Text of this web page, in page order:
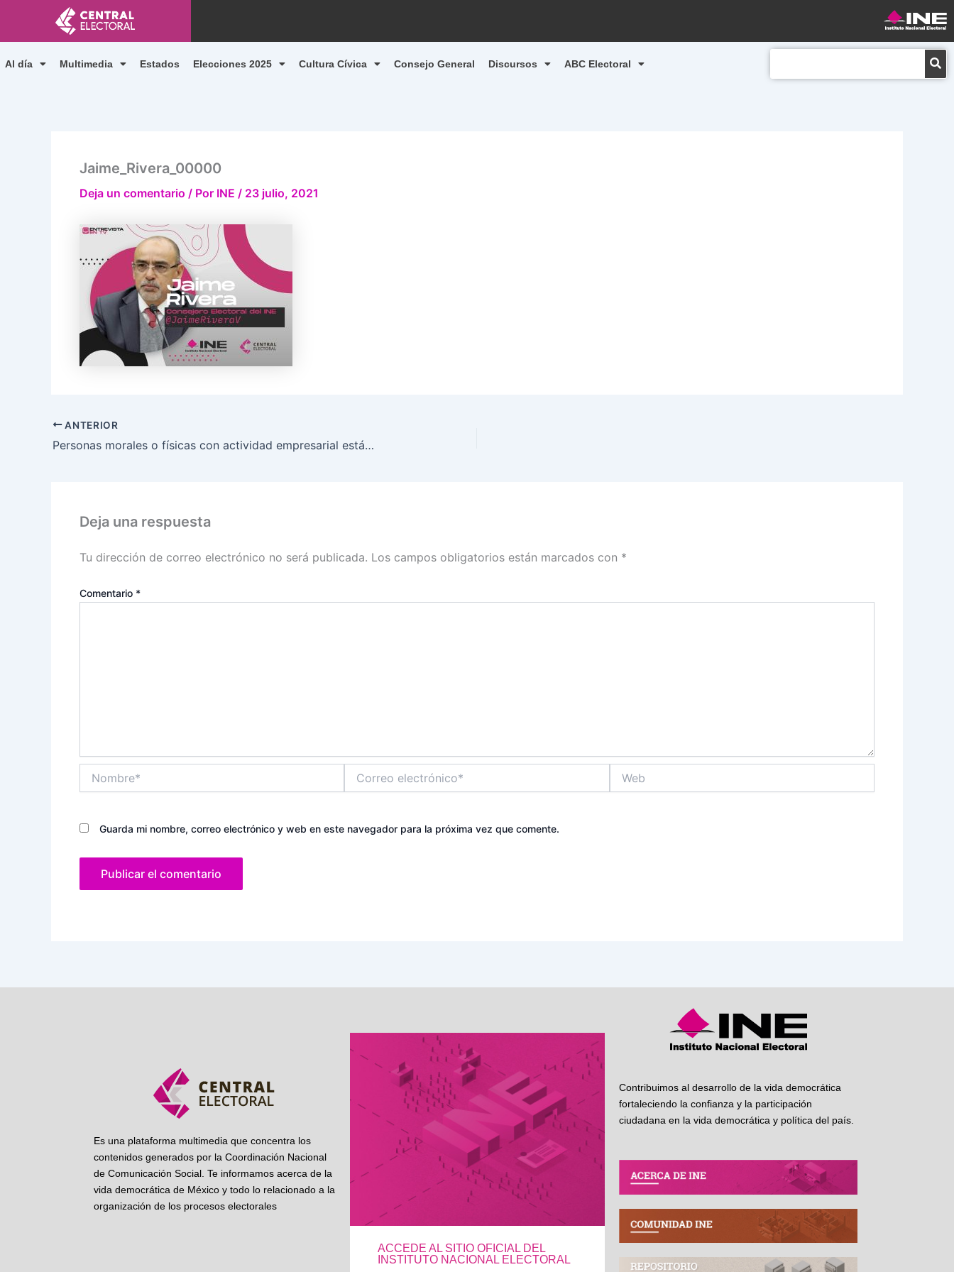
contenido
Al día Multimedia Estados Elecciones 2025 Cultura Cívica Consejo General Discursos ABC Electoral
Jaime_Rivera_00000
Deja un comentario / Por INE / 23 julio, 2021
ANTERIOR
Personas morales o físicas con actividad empresarial están impedidas de aportar dinero a campañas: Jaime Rivera con Mariana Hernández
Deja una respuesta
Tu dirección de correo electrónico no será publicada. Los campos obligatorios están marcados con *
Comentario *
electrónico*
Guarda mi nombre, correo electrónico y web en este navegador para la próxima vez que comente.
Es una plataforma multimedia que concentra los
contenidos generados por la Coordinación Nacional
de Comunicación Social. Te informamos acerca de la
vida democrática de México y todo lo relacionado a la
organización de los procesos electorales
ACCEDE AL SITIO OFICIAL DEL
INSTITUTO NACIONAL ELECTORAL
Contribuimos al desarrollo de la vida democrática
fortaleciendo la confianza y la participación
ciudadana en la vida democrática y política del país.